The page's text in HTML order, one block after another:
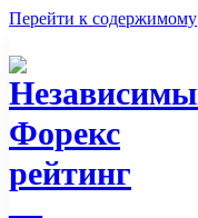
Перейти к содержимому